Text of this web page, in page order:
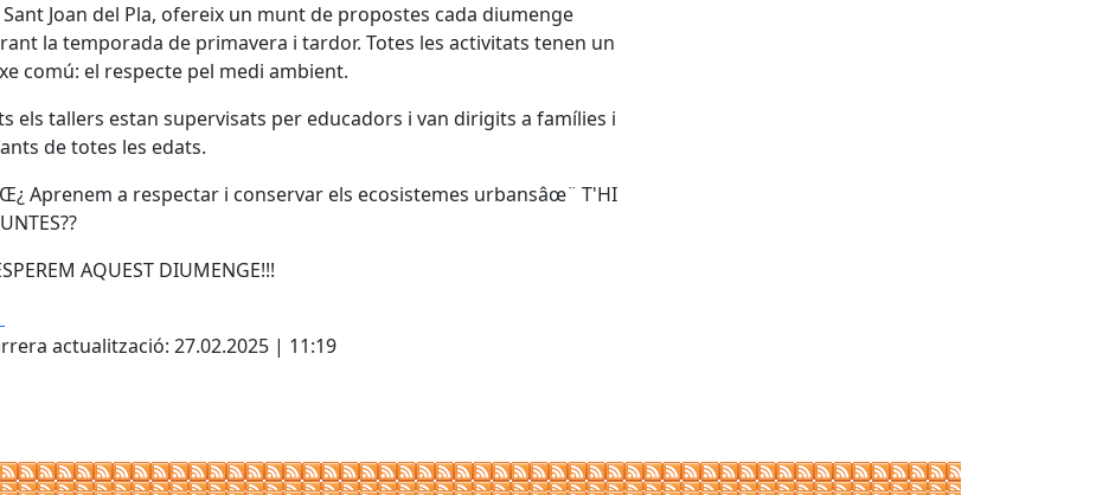
Joan del Pla, ofereix un munt de propostes cada diumenge
la temporada de primavera i tardor. Totes les activitats tenen un
comú: el respecte pel medi ambient.
els tallers estan supervisats per educadors i van dirigits a famílies i
de totes les edats.
Aprenem a respectar i conservar els ecosistemes urbansâœ¨ T'HI
AQUEST DIUMENGE!!!
actualització: 27.02.2025 | 11:19